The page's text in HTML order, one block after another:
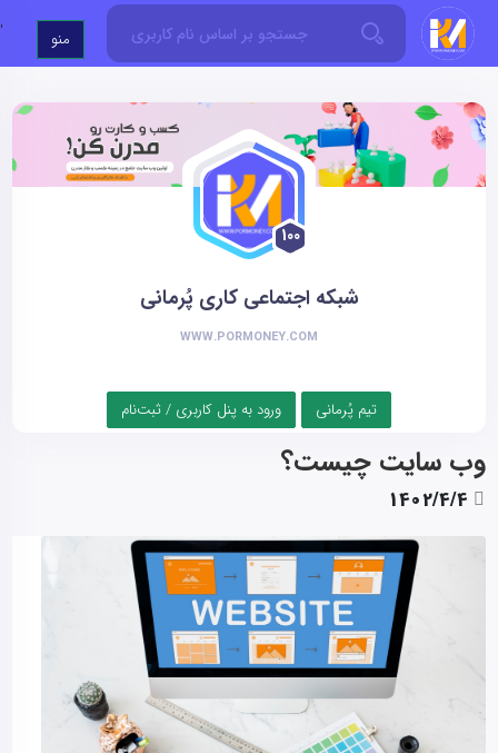
' منو
100
شبکه اجتماعی کاری پُرمانی
WWW.PORMONEY.COM
ورود به پنل کاربری / ثبت‌نام تیم پُرمانی
وب سایت چیست؟
1402/4/4